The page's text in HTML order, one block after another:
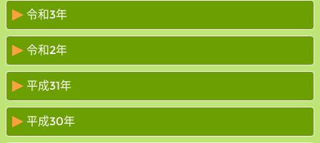
令和3年
令和2年
平成31年
平成30年